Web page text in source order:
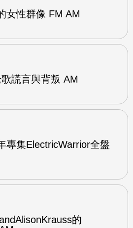
女性群像 FM AM
謊言與背叛 AM
專集ElectricWarrior全盤
的